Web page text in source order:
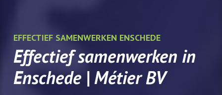
EFFECTIEF SAMENWERKEN ENSCHEDE
Effectief samenwerken in
Enschede | Métier BV